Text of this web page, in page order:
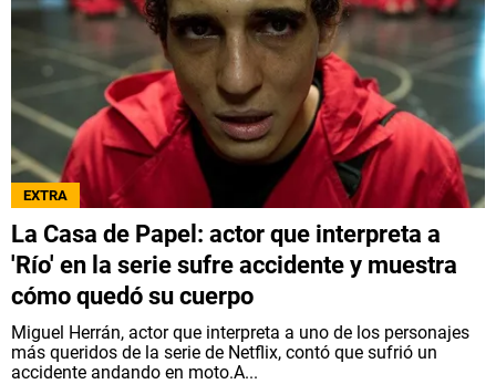
EXTRA
La Casa de Papel: actor que interpreta a
'Río' en la serie sufre accidente y muestra
cómo quedó su cuerpo
Miguel Herrán, actor que interpreta a uno de los personajes
más queridos de la serie de Netflix, contó que sufrió un
accidente andando en moto.A...